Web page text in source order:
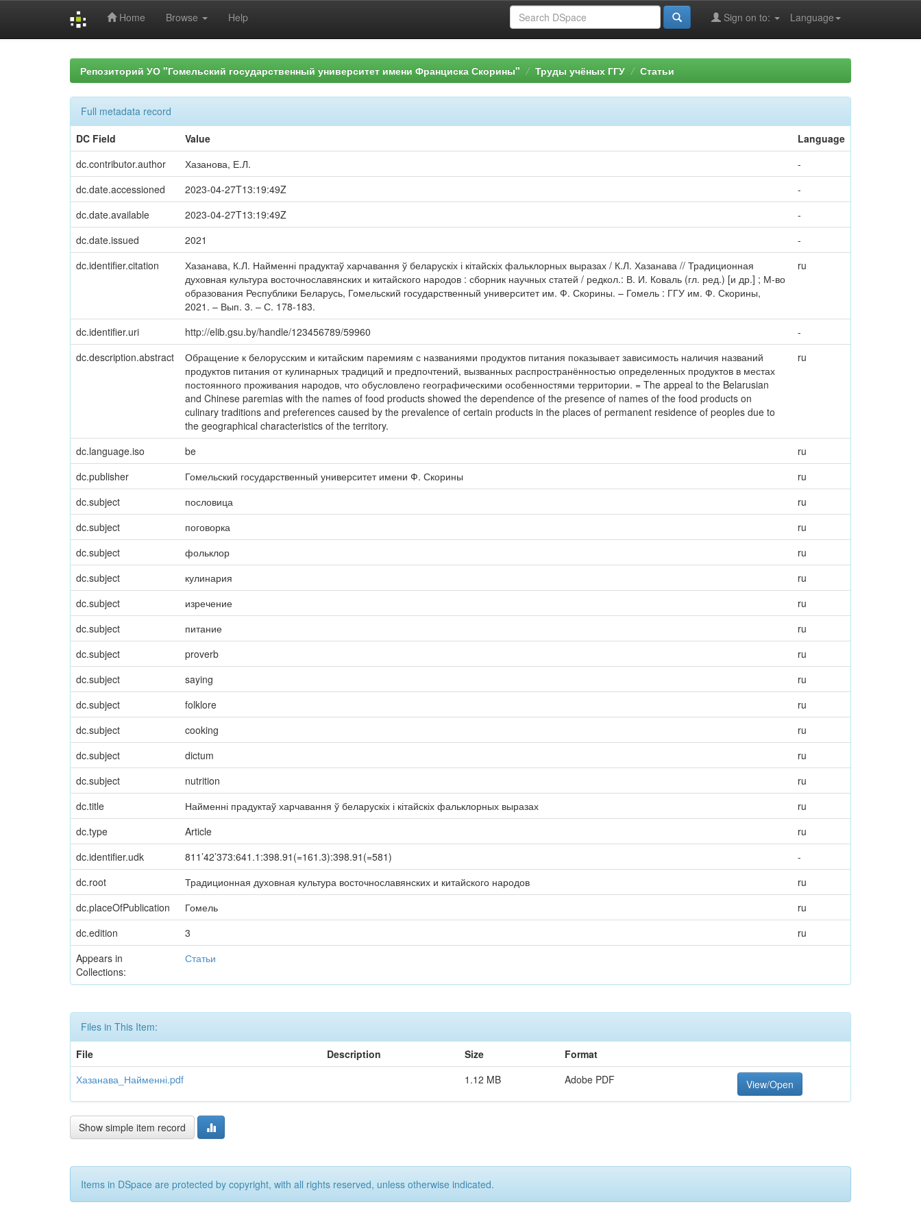
Home Browse Help Language
Sign on to:
Репозиторий УО "Гомельский государственный университет имени Франциска Скорины" Труды учёных ГГУ Статьи
Full metadata record
DC Field
Value
Language
dc.contributor.author
Хазанова, Е.Л.
-
dc.date.accessioned
2023-04-27T13:19:49Z
-
dc.date.available
2023-04-27T13:19:49Z
-
dc.date.issued
2021
-
dc.identifier.citation
Хазанава, К.Л. Найменні прадуктаў харчавання ў беларускіх і кітайскіх фальклорных выразах / К.Л. Хазанава // Традиционная
духовная культура восточнославянских и китайского народов : сборник научных статей / редкол.: В. И. Коваль (гл. ред.) [и др.] ; М-во
образования Республики Беларусь, Гомельский государственный университет им. Ф. Скорины. – Гомель : ГГУ им. Ф. Скорины,
2021. – Вып. 3. – С. 178-183.
ru
dc.identifier.uri http://elib.gsu.by/handle/123456789/59960
-
dc.description.abstract
Обращение к белорусским и китайским паремиям с названиями продуктов питания показывает зависимость наличия названий
продуктов питания от кулинарных традиций и предпочтений, вызванных распространённостью определенных продуктов в местах
постоянного проживания народов, что обусловлено географическими особенностями территории. = The appeal to the Belarusian
and Chinese paremias with the names of food products showed the dependence of the presence of names of the food products on
culinary traditions and preferences caused by the prevalence of certain products in the places of permanent residence of peoples due to
the geographical characteristics of the territory.
ru
dc.language.iso be
ru
dc.publisher
Гомельский государственный университет имени Ф. Скорины
ru
dc.subject
пословица
ru
dc.subject
поговорка
ru
dc.subject
фольклор
ru
dc.subject
кулинария
ru
dc.subject
изречение
ru
dc.subject
питание
ru
dc.subject
proverb
ru
dc.subject
saying
ru
dc.subject
folklore
ru
dc.subject
cooking
ru
dc.subject
dictum
ru
dc.subject
nutrition
ru
dc.title
Найменні прадуктаў харчавання ў беларускіх і кітайскіх фальклорных выразах
ru
dc.type
Article
ru
dc.identifier.udk
811’42’373:641.1:398.91(=161.3):398.91(=581)
-
dc.root
Традиционная духовная культура восточнославянских и китайского народов
ru
dc.placeOfPublication
Гомель
ru
dc.edition
3
ru
Appears in
Collections:
Статьи
Files in This Item:
File
Description Size
Format
Хазанава_Найменні.pdf
1.12 MB Adobe PDF View/Open
Show simple item record
Items in DSpace are protected by copyright, with all rights reserved, unless otherwise indicated.